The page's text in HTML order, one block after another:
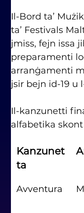
Il-Bord ta’
ta’ Festivals
jmiss, fejn issa
preparamenti
arranġamenti
jsir bejn id-19 u
Il-kanzunetti
alfabetika
Kanzunet
ta
Avventura